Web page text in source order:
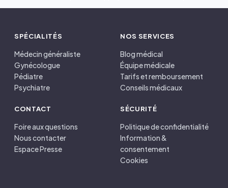
SPÉCIALITÉS
Médecin généraliste
Gynécologue
Pédiatre
Psychiatre
NOS SERVICES
Blog médical
Équipe médicale
Tarifs et remboursement
Conseils médicaux
CONTACT
Foire aux questions
Nous contacter
Espace Presse
SÉCURITÉ
Politique de confidentialité
Information &
consentement
Cookies